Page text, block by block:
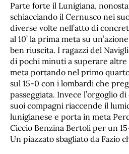
Parte forte il Lunigiana,
schiacciando il Cernusco nei
diverse volte nell’atto di
al 10’ la prima meta su
ben riuscita. I ragazzi del
di pochi minuti a superare
meta portando nel primo
sul 15-0 con i lombardi che
passeggiata. Invece l’orgoglio
suoi compagni riaccende il
lunigianese e porta in meta
Ciccio Benzina Bertoli per un
Un piazzato sbagliato da Fazio